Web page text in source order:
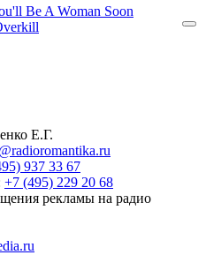
Be A Woman Soon
Е.Г.
937 33 67
+7 (495) 229 20 68
рекламы на радио